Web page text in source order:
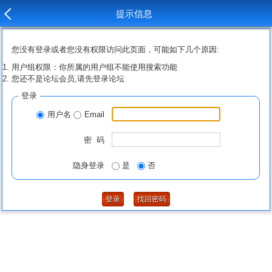
提示信息
您没有登录或者您没有权限访问此页面，可能如下几个原因:
用户组权限：你所属的用户组不能使用搜索功能
您还不是论坛会员,请先登录论坛
登录
用户名 Email
密 码
隐身登录 是 否